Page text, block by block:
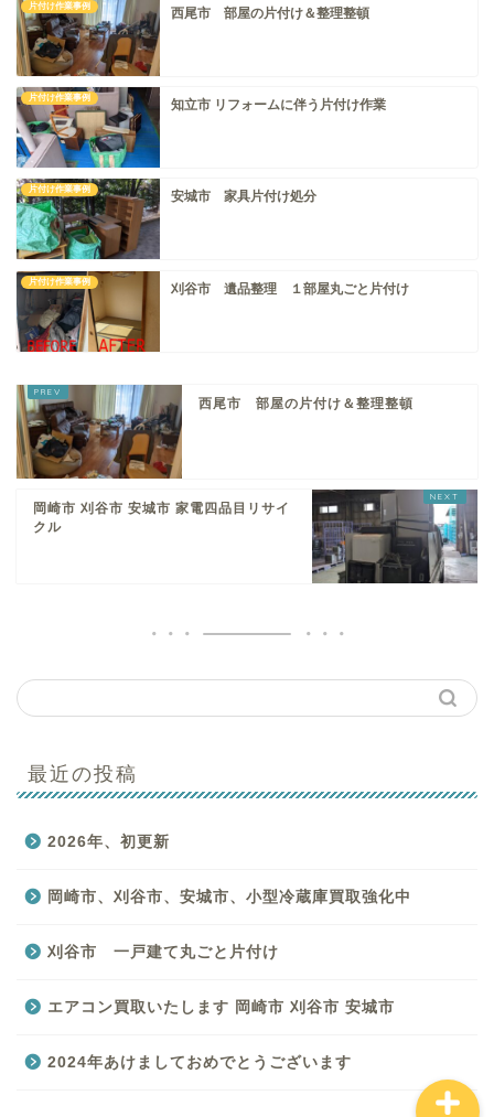
片付け作業事例 西尾市 部屋の片付け＆整理整頓
片付け作業事例 知立市 リフォームに伴う片付け作業
片付け作業事例 安城市 家具片付け処分
片付け作業事例 刈谷市 遺品整理 １部屋丸ごと片付け
西尾市 部屋の片付け＆整理整頓
岡崎市 刈谷市 安城市 家電四品目リサイ
クル
最近の投稿
2026年、初更新
岡崎市、刈谷市、安城市、小型冷蔵庫買取強化中
刈谷市 一戸建て丸ごと片付け
エアコン買取いたします 岡崎市 刈谷市 安城市
2024年あけましておめでとうございます
はじめての方へ
お客様の声